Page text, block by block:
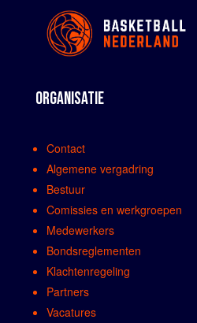
PARTNERS
ORGANISATIE
Contact
Algemene vergadring
Bestuur
Comissies en werkgroepen
Medewerkers
Bondsreglementen
Klachtenregeling
Partners
Vacatures